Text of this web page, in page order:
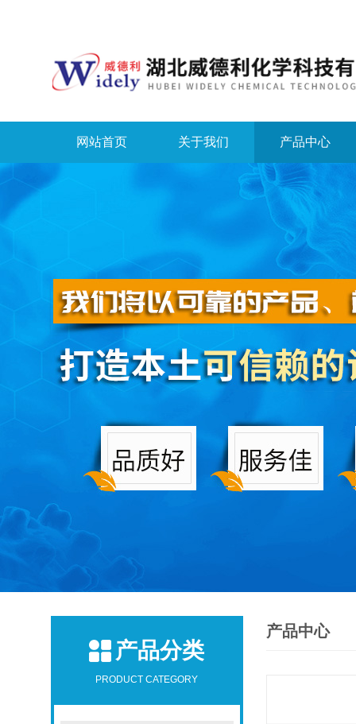
网站首页 关于我们 产品中心
产品分类
PRODUCT CATEGORY
产品中心